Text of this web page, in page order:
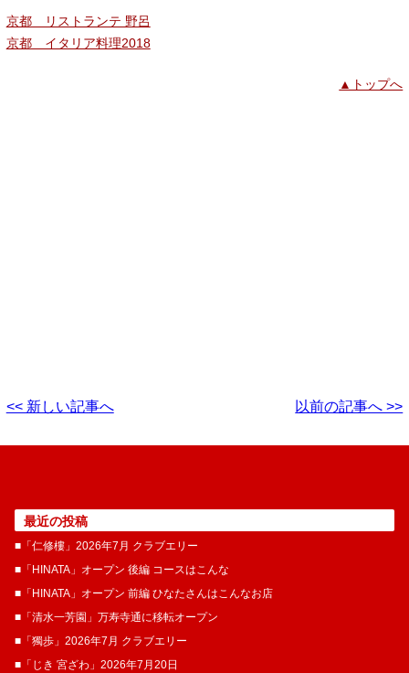
京都 リストランテ 野呂
京都 イタリア料理2018
▲トップへ
<< 新しい記事へ 以前の記事へ >>
最近の投稿
■「仁修樓」2026年7月 クラブエリー
■「HINATA」オープン 後編 コースはこんな
■「HINATA」オープン 前編 ひなたさんはこんなお店
■「清水一芳園」万寿寺通に移転オープン
■「獨歩」2026年7月 クラブエリー
■「じき 宮ざわ」2026年7月20日